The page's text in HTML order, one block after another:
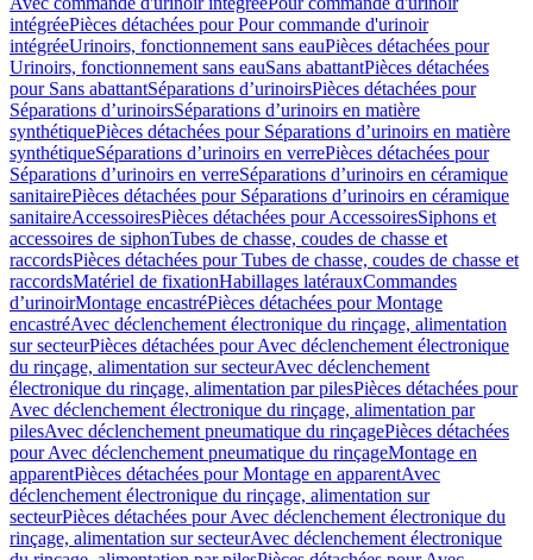
intégréePièces détachées pour Pour commande d'urinoir
intégréeUrinoirs, fonctionnement sans eauPièces détachées pour
Urinoirs, fonctionnement sans eauSans abattantPièces détachées
pour Sans abattantSéparations d’urinoirsPièces détachées pour
Séparations d’urinoirsSéparations d’urinoirs en matière
synthétiquePièces détachées pour Séparations d’urinoirs en matière
synthétiqueSéparations d’urinoirs en verrePièces détachées pour
Séparations d’urinoirs en verreSéparations d’urinoirs en céramique
sanitairePièces détachées pour Séparations d’urinoirs en céramique
sanitaireAccessoiresPièces détachées pour AccessoiresSiphons et
accessoires de siphonTubes de chasse, coudes de chasse et
raccordsPièces détachées pour Tubes de chasse, coudes de chasse et
raccordsMatériel de fixationHabillages latérauxCommandes
dʼurinoirMontage encastréPièces détachées pour Montage
encastréAvec déclenchement électronique du rinçage, alimentation
sur secteurPièces détachées pour Avec déclenchement électronique
du rinçage, alimentation sur secteurAvec déclenchement
électronique du rinçage, alimentation par pilesPièces détachées pour
Avec déclenchement électronique du rinçage, alimentation par
pilesAvec déclenchement pneumatique du rinçagePièces détachées
pour Avec déclenchement pneumatique du rinçageMontage en
apparentPièces détachées pour Montage en apparentAvec
déclenchement électronique du rinçage, alimentation sur
secteurPièces détachées pour Avec déclenchement électronique du
rinçage, alimentation sur secteurAvec déclenchement électronique